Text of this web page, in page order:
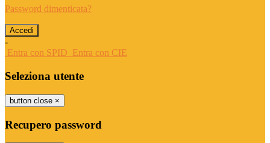
Password dimenticata?
-
Entra con SPID Entra con CIE
Seleziona utente
button close ×
Recupero password